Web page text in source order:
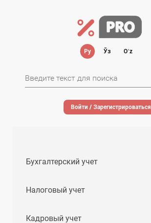
Ру Ўз Oʻz
Войти / Зарегистрироваться
Бухгалтерский учет
Налоговый учет
Кадровый учет